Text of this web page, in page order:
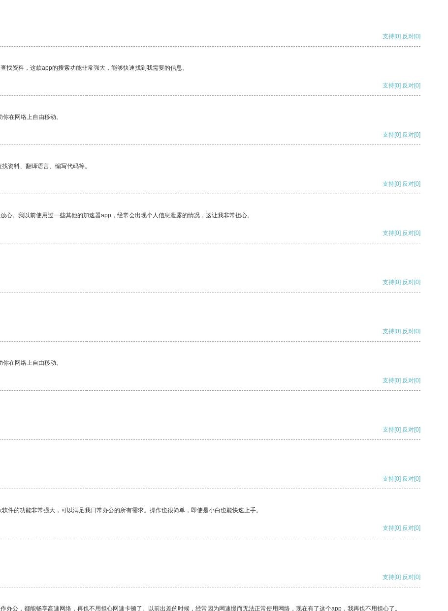
支持[0] 反对[0]
资料，这款app的搜索功能非常强大，能够快速找到我需要的信息。
支持[0] 反对[0]
在网络上自由移动。
支持[0] 反对[0]
资料、翻译语言、编写代码等。
支持[0] 反对[0]
。我以前使用过一些其他的加速器app，经常会出现个人信息泄露的情况，这让我非常担心。
支持[0] 反对[0]
支持[0] 反对[0]
支持[0] 反对[0]
在网络上自由移动。
支持[0] 反对[0]
支持[0] 反对[0]
支持[0] 反对[0]
件的功能非常强大，可以满足我日常办公的所有需求。操作也很简单，即使是小白也能快速上手。
支持[0] 反对[0]
支持[0] 反对[0]
公，都能畅享高速网络，再也不用担心网速卡顿了。以前出差的时候，经常因为网速慢而无法正常使用网络，现在有了这个app，我再也不用担心了。